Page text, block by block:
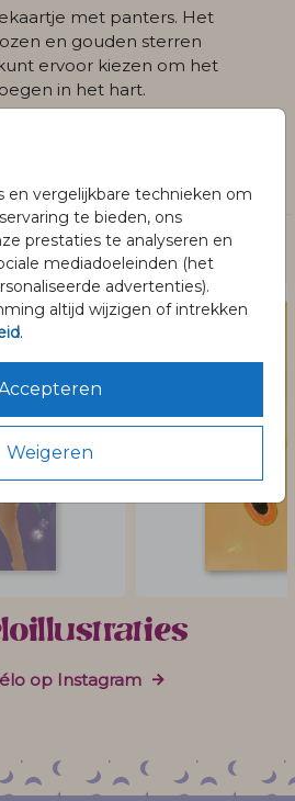
en vergelijkbare technieken om
te bieden, ons
prestaties te analyseren en
mediadoeleinden (het
advertenties).
altijd wijzigen of intrekken
.
Weigeren
met panters. Het
en gouden sterren
ervoor kiezen om het
in het hart.
ook leuk
op Instagram